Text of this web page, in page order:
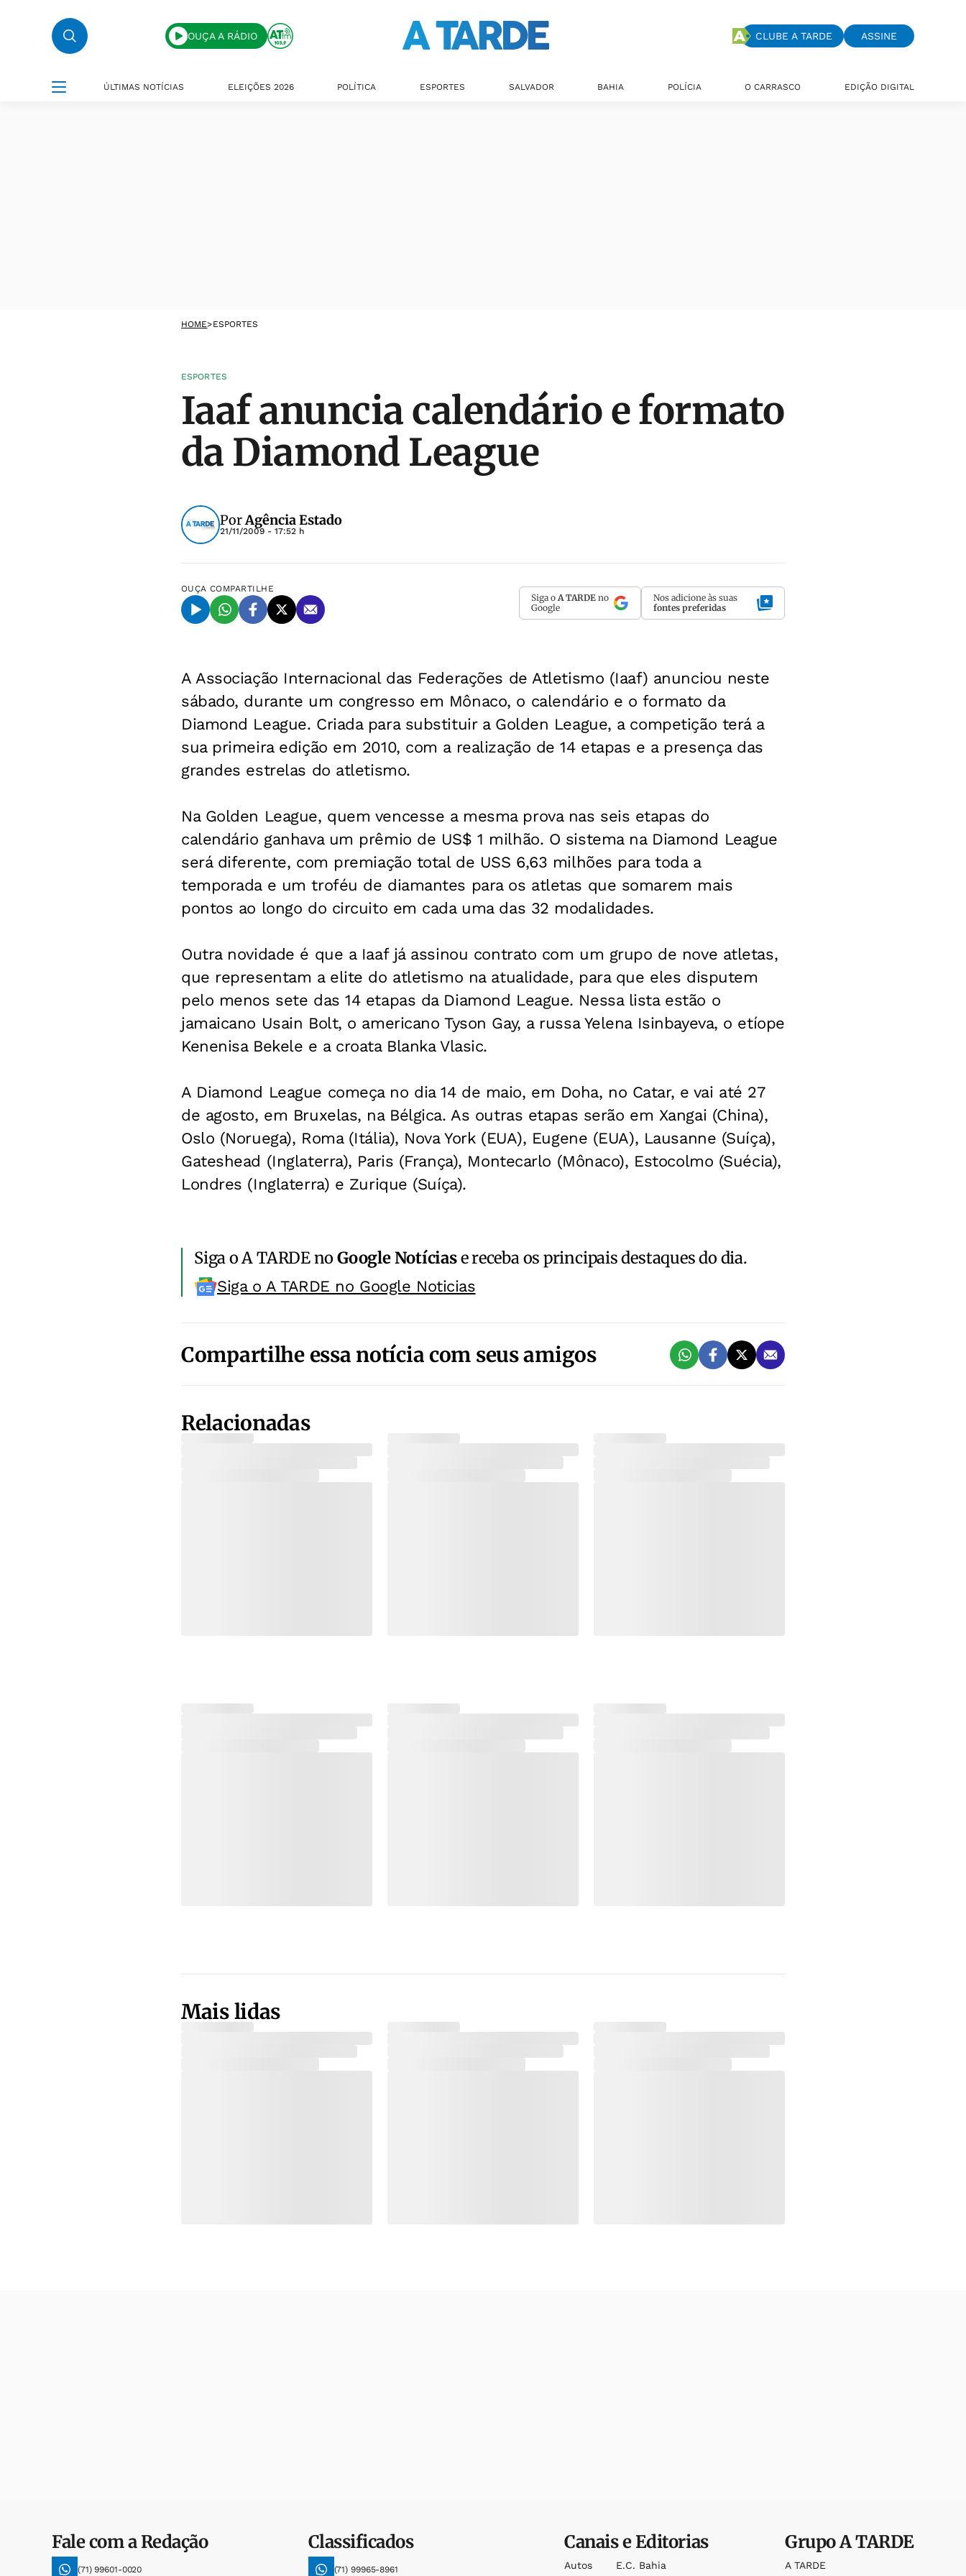
OUÇA A RÁDIO CLUBE A TARDE ASSINE
ÚLTIMAS NOTÍCIAS ELEIÇÕES 2026 POLÍTICA ESPORTES SALVADOR BAHIA POLÍCIA O CARRASCO EDIÇÃO DIGITAL
HOME>ESPORTES
ESPORTES
Iaaf anuncia calendário e formato
da Diamond League
PorAgência Estado
21/11/2009 - 17:52 h
OUÇA COMPARTILHE
Siga o A TARDE no
Google
Nos adicione às suas
fontes preferidas
A Associação Internacional das Federações de Atletismo (Iaaf) anunciou neste
sábado, durante um congresso em Mônaco, o calendário e o formato da
Diamond League. Criada para substituir a Golden League, a competição terá a
sua primeira edição em 2010, com a realização de 14 etapas e a presença das
grandes estrelas do atletismo.
Na Golden League, quem vencesse a mesma prova nas seis etapas do
calendário ganhava um prêmio de US$ 1 milhão. O sistema na Diamond League
será diferente, com premiação total de USS 6,63 milhões para toda a
temporada e um troféu de diamantes para os atletas que somarem mais
pontos ao longo do circuito em cada uma das 32 modalidades.
Outra novidade é que a Iaaf já assinou contrato com um grupo de nove atletas,
que representam a elite do atletismo na atualidade, para que eles disputem
pelo menos sete das 14 etapas da Diamond League. Nessa lista estão o
jamaicano Usain Bolt, o americano Tyson Gay, a russa Yelena Isinbayeva, o etíope
Kenenisa Bekele e a croata Blanka Vlasic.
A Diamond League começa no dia 14 de maio, em Doha, no Catar, e vai até 27
de agosto, em Bruxelas, na Bélgica. As outras etapas serão em Xangai (China),
Oslo (Noruega), Roma (Itália), Nova York (EUA), Eugene (EUA), Lausanne (Suíça),
Gateshead (Inglaterra), Paris (França), Montecarlo (Mônaco), Estocolmo (Suécia),
Londres (Inglaterra) e Zurique (Suíça).
Siga o A TARDE noGoogle Notíciase receba os principais destaques do dia.
Siga o A TARDE no Google Noticias
Compartilhe essa notícia com seus amigos
Relacionadas
Mais lidas
Fale com a Redação
(71) 99601-0020
Classificados
(71) 99965-8961
Canais e Editorias
Autos E.c. Bahia
GrupoA TARDE
A TARDE